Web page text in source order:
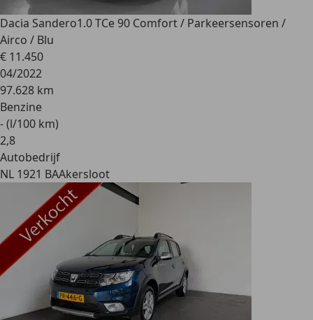
Dacia Sandero1.0 TCe 90 Comfort / Parkeersensoren /
Airco / Blu
€ 11.450
04/2022
97.628 km
Benzine
- (l/100 km)
2,8
Autobedrijf
NL 1921 BAAkersloot